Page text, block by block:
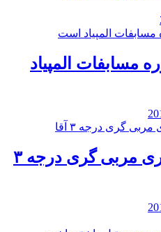
مسابفات المپیاد
کلاس تئوری مربی گری درجه ۳